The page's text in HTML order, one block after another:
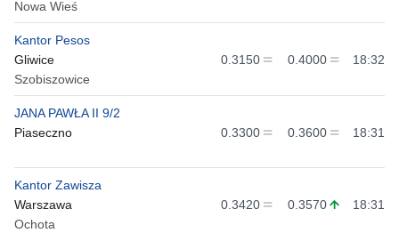
Nowa Wieś
Kantor Pesos
Gliwice
Szobiszowice
0.3150 0.4000 18:32
JANA PAWŁA II 9/2
Piaseczno
0.3300 0.3600 18:31
Kantor Zawisza
Warszawa
Ochota
0.3420 0.3570 18:31